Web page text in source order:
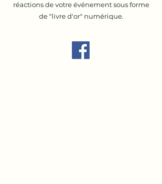
réactions de votre événement sous forme
de "livre d'or" numérique.